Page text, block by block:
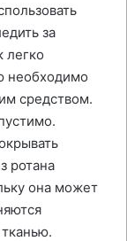
за
легко
необходимо
средством.
ротана
она может